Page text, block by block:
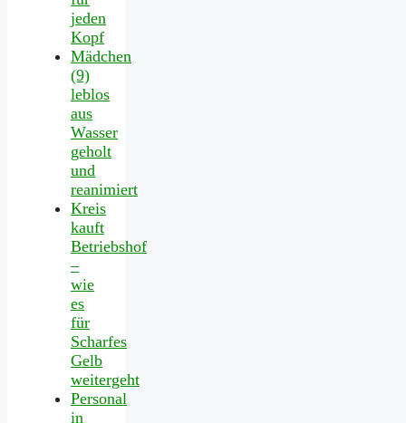
jeden
Kopf
Mädchen
(9)
leblos
aus
Wasser
geholt
und
reanimiert
Kreis
kauft
Betriebshof
–
wie
es
für
Scharfes
Gelb
weitergeht
Personal
in